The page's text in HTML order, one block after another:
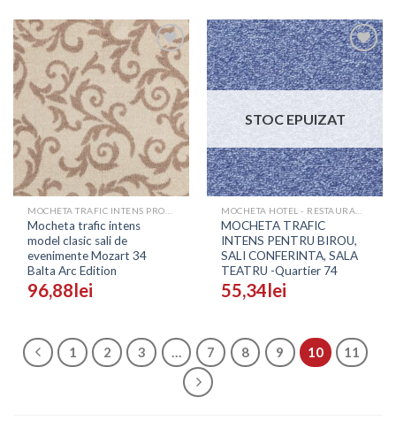
Adaugă
în
Wishlist
Mocheta trafic intens
model clasic sali de
evenimente Mozart 34
Balta Arc Edition
96,88lei
Adaugă
în
Wishlist
STOC EPUIZAT
MOCHETA TRAFIC
INTENS PENTRU BIROU,
SALI CONFERINTA, SALA
TEATRU -Quartier 74
55,34lei
1 2 3 … 7 8 9 10 11